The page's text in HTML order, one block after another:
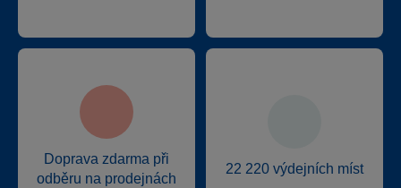
Doprava zdarma při
odběru na prodejnách
22 220 výdejních míst